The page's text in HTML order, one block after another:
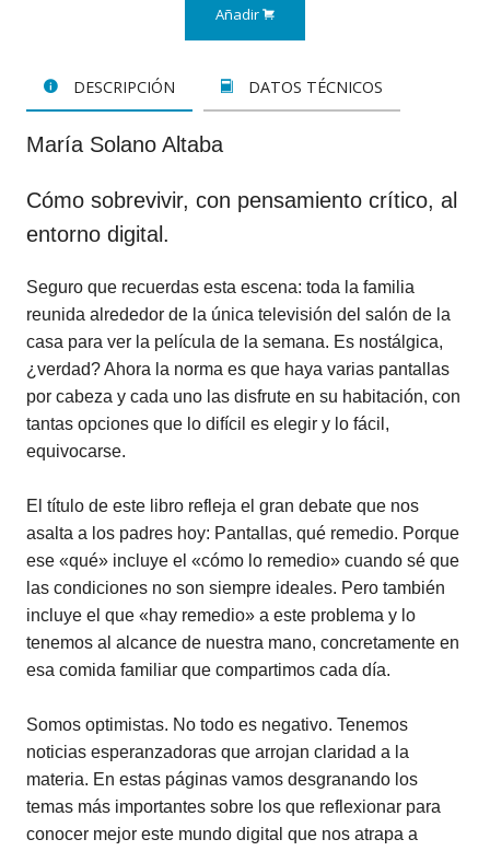
Añadir
DESCRIPCIÓN DATOS TÉCNICOS
María Solano Altaba
Cómo sobrevivir, con pensamiento crítico, al
entorno digital.
Seguro que recuerdas esta escena: toda la familia
reunida alrededor de la única televisión del salón de la
casa para ver la película de la semana. Es nostálgica,
¿verdad? Ahora la norma es que haya varias pantallas
por cabeza y cada uno las disfrute en su habitación, con
tantas opciones que lo difícil es elegir y lo fácil,
equivocarse.
El título de este libro refleja el gran debate que nos
asalta a los padres hoy: Pantallas, qué remedio. Porque
ese «qué» incluye el «cómo lo remedio» cuando sé que
las condiciones no son siempre ideales. Pero también
incluye el que «hay remedio» a este problema y lo
tenemos al alcance de nuestra mano, concretamente en
esa comida familiar que compartimos cada día.
Somos optimistas. No todo es negativo. Tenemos
noticias esperanzadoras que arrojan claridad a la
materia. En estas páginas vamos desgranando los
temas más importantes sobre los que reflexionar para
conocer mejor este mundo digital que nos atrapa a